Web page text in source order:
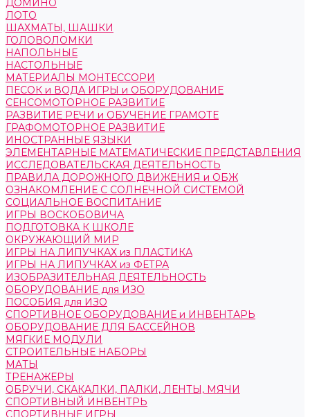
ДОМИНО
ЛОТО
ШАХМАТЫ, ШАШКИ
ГОЛОВОЛОМКИ
НАПОЛЬНЫЕ
НАСТОЛЬНЫЕ
МАТЕРИАЛЫ МОНТЕССОРИ
ПЕСОК и ВОДА ИГРЫ и ОБОРУДОВАНИЕ
СЕНСОМОТОРНОЕ РАЗВИТИЕ
РАЗВИТИЕ РЕЧИ и ОБУЧЕНИЕ ГРАМОТЕ
ГРАФОМОТОРНОЕ РАЗВИТИЕ
ИНОСТРАННЫЕ ЯЗЫКИ
ЭЛЕМЕНТАРНЫЕ МАТЕМАТИЧЕСКИЕ ПРЕДСТАВЛЕНИЯ
ИССЛЕДОВАТЕЛЬСКАЯ ДЕЯТЕЛЬНОСТЬ
ПРАВИЛА ДОРОЖНОГО ДВИЖЕНИЯ и ОБЖ
ОЗНАКОМЛЕНИЕ С СОЛНЕЧНОЙ СИСТЕМОЙ
СОЦИАЛЬНОЕ ВОСПИТАНИЕ
ИГРЫ ВОСКОБОВИЧА
ПОДГОТОВКА К ШКОЛЕ
ОКРУЖАЮЩИЙ МИР
ИГРЫ НА ЛИПУЧКАХ из ПЛАСТИКА
ИГРЫ НА ЛИПУЧКАХ из ФЕТРА
ИЗОБРАЗИТЕЛЬНАЯ ДЕЯТЕЛЬНОСТЬ
ОБОРУДОВАНИЕ для ИЗО
ПОСОБИЯ для ИЗО
СПОРТИВНОЕ ОБОРУДОВАНИЕ и ИНВЕНТАРЬ
ОБОРУДОВАНИЕ ДЛЯ БАССЕЙНОВ
МЯГКИЕ МОДУЛИ
СТРОИТЕЛЬНЫЕ НАБОРЫ
МАТЫ
ТРЕНАЖЕРЫ
ОБРУЧИ, СКАКАЛКИ, ПАЛКИ, ЛЕНТЫ, МЯЧИ
СПОРТИВНЫЙ ИНВЕНТРЬ
СПОРТИВНЫЕ ИГРЫ